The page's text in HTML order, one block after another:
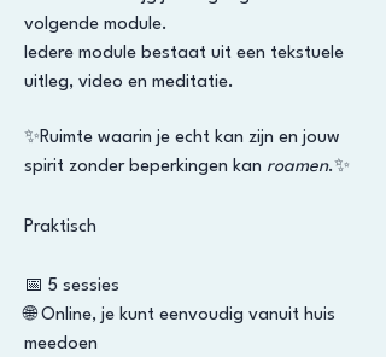
volgende module.
Iedere module bestaat uit een tekstuele
uitleg, video en meditatie.
✨Ruimte waarin je echt kan zijn en jouw
spirit zonder beperkingen kan roamen.✨
Praktisch
📅 5 sessies
🌐 Online, je kunt eenvoudig vanuit huis
meedoen